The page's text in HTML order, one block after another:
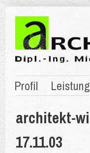
Profil
architekt-
17.11.03